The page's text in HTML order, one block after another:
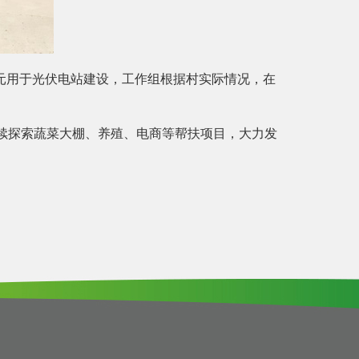
于光伏电站建设，工作组根据村实际情况，在
索蔬菜大棚、养殖、电商等帮扶项目，大力发